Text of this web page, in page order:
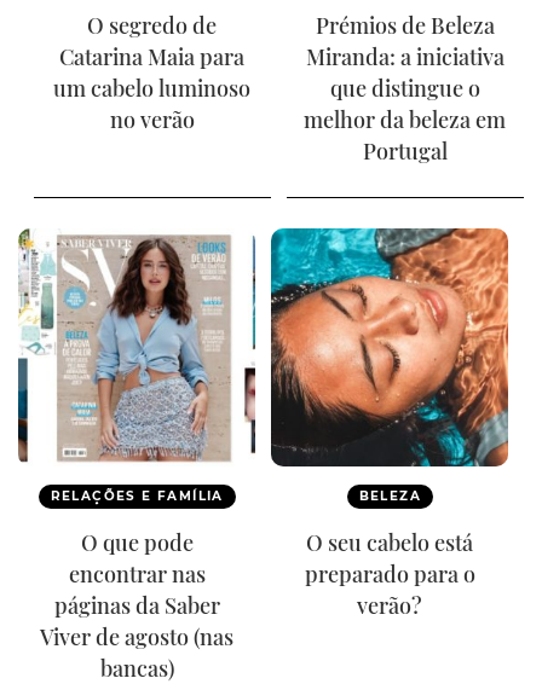
O segredo de
Catarina Maia para
um cabelo luminoso
no verão
Prémios de Beleza
Miranda: a iniciativa
que distingue o
melhor da beleza em
Portugal
RELAÇÕES E FAMÍLIA
O que pode
encontrar nas
páginas da Saber
Viver de agosto (nas
bancas)
BELEZA
O seu cabelo está
preparado para o
verão?